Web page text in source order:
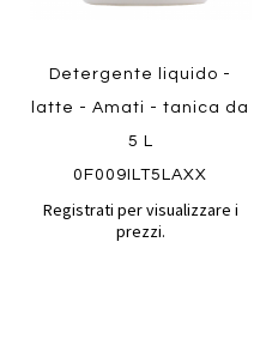
Detergente liquido -
latte - Amati - tanica da
5 L
0F009ILT5LAXX
Registrati per visualizzare i
prezzi.